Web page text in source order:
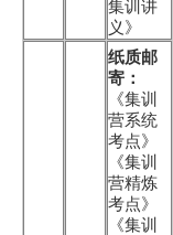
集训讲
义》
纸质邮
寄：
《集训
营系统
考点》
《集训
营精炼
考点》
《集训